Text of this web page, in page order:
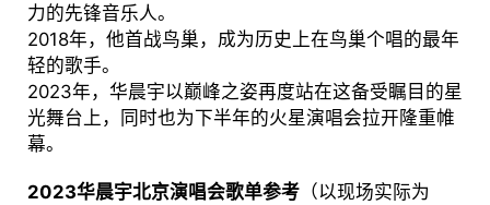
力的先锋音乐人。
2018年，他首战鸟巢，成为历史上在鸟巢个唱的最年
轻的歌手。
2023年，华晨宇以巅峰之姿再度站在这备受瞩目的星
光舞台上，同时也为下半年的火星演唱会拉开隆重帷
幕。
2023华晨宇北京演唱会歌单参考（以现场实际为